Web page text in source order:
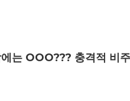
는 OOO??? 충격적